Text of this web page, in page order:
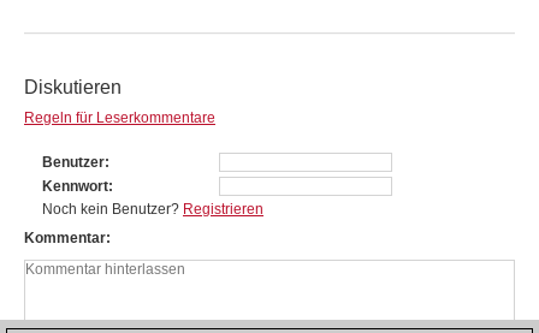
Diskutieren
Regeln für Leserkommentare
Benutzer
Kennwort
Noch kein Benutzer? Registrieren
Kommentar